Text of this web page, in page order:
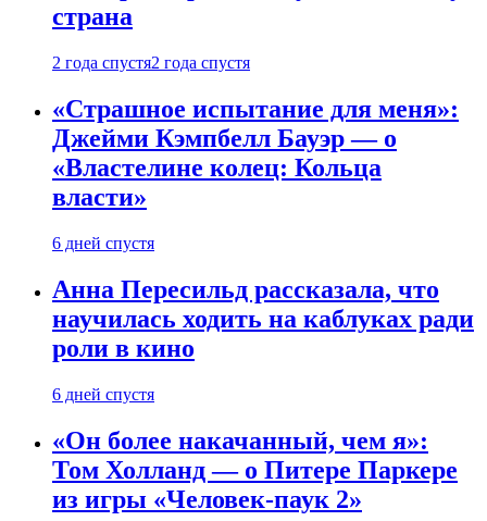
страна
2 года спустя2 года спустя
«Страшное испытание для меня»:
Джейми Кэмпбелл Бауэр — о
«Властелине колец: Кольца
власти»
6 дней спустя
Анна Пересильд рассказала, что
научилась ходить на каблуках ради
роли в кино
6 дней спустя
«Он более накачанный, чем я»:
Том Холланд — о Питере Паркере
из игры «Человек-паук 2»